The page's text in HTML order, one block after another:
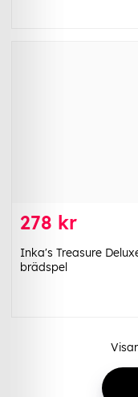
278 kr
Inka's Treasure
brädspel
Visar